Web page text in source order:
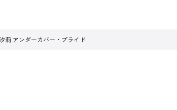
莉 アンダーカバー・プライド